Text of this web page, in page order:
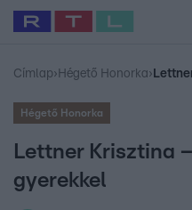
Legfrissebb RTL Híradó
Babits Marcella
Címlap› Hégető Honorka›
Hégető Honorka
Lettner Krisztina
gyerekkel